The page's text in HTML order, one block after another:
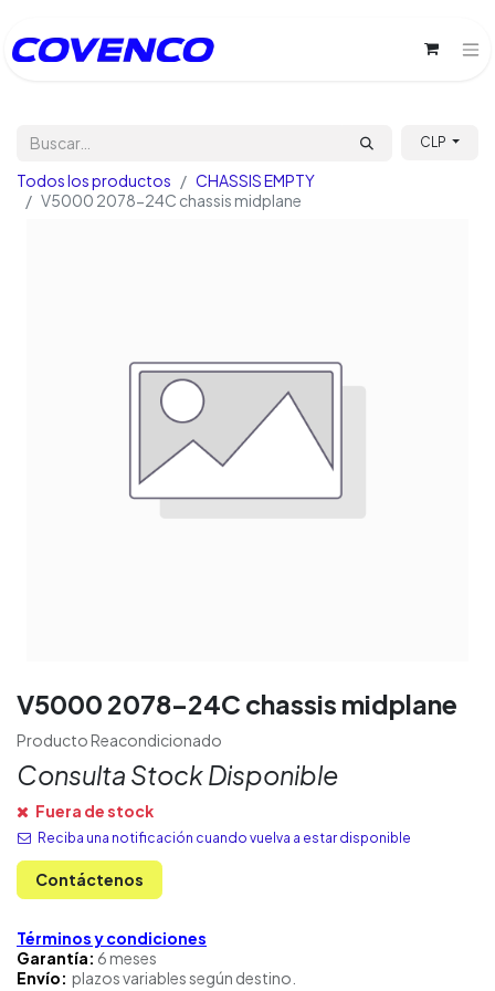
CLP
Todos los productos
CHASSIS EMPTY
V5000 2078-24C chassis midplane
V5000 2078-24C chassis midplane
Producto Reacondicionado
Consulta Stock Disponible
Fuera de stock
Reciba una notificación cuando vuelva a estar disponible
Contáctenos
Términos y condiciones
Garantía: 6 meses
Envío: plazos variables según destino.